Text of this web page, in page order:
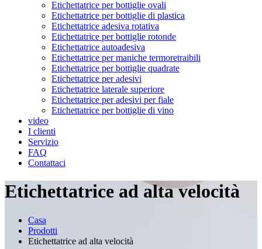
Etichettatrice per bottiglie ovali
Etichettatrice per bottiglie di plastica
Etichettatrice adesiva rotativa
Etichettatrice per bottiglie rotonde
Etichettatrice autoadesiva
Etichettatrice per maniche termoretraibili
Etichettatrice per bottiglie quadrate
Etichettatrice per adesivi
Etichettatrice laterale superiore
Etichettatrice per adesivi per fiale
Etichettatrice per bottiglie di vino
video
I clienti
Servizio
FAQ
Contattaci
Etichettatrice ad alta velocità
Casa
Prodotti
Etichettatrice ad alta velocità